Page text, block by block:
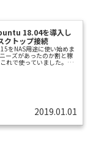
18.04を導入し
クトップ接続
をNAS用途に使い始めま
ーズがあったのか割と稼
れで使っていました。
2019.01.01